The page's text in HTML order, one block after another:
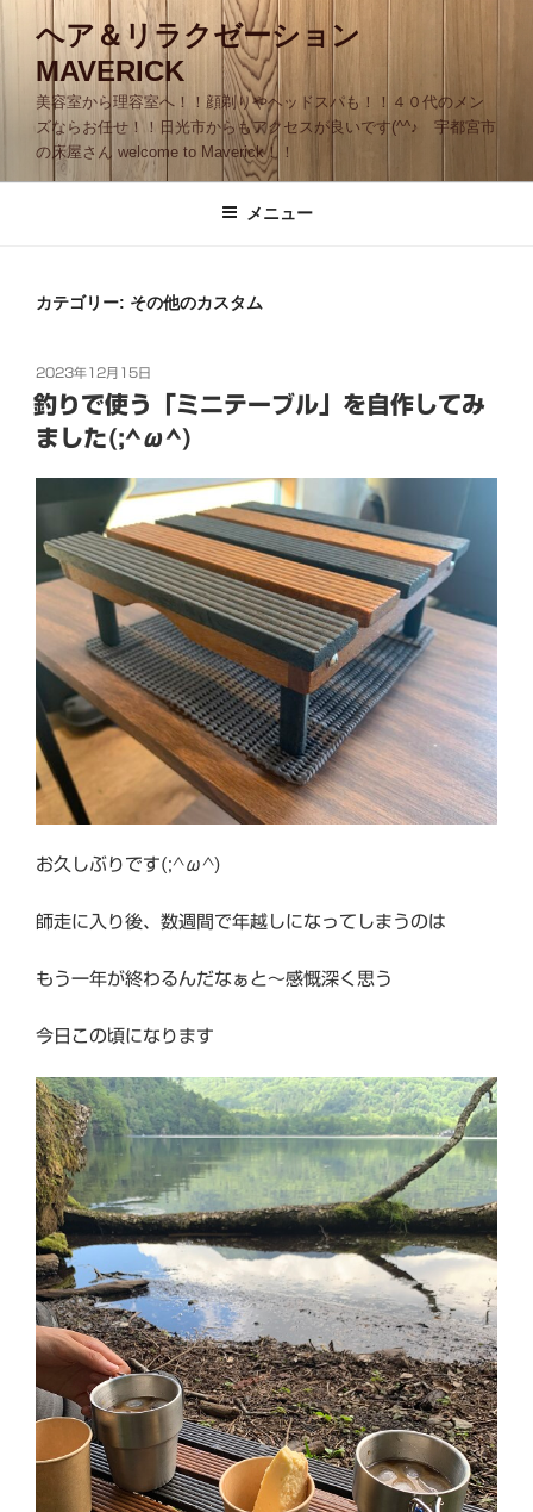
ス
ヘア＆リラクゼーション
MAVERICK
美容室から理容室へ！！顔剃りやヘッドスパも！！４０代のメン
ズならお任せ！！日光市からもアクセスが良いです(^^♪ 宇都宮市
の床屋さん welcome to Maverick！！
メニュー
カテゴリー: その他のカスタム
投
稿
日:
2023年12月15日
釣りで使う「ミニテーブル」を自作してみ
ました(;^ω^)
お久しぶりです(;^ω^)
師走に入り後、数週間で年越しになってしまうのは
もう一年が終わるんだなぁと～感慨深く思う
今日この頃になります